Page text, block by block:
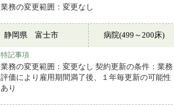
業務の変更範囲：変更なし
静岡県 富士市 病院(499～200床)
特記事項
業務の変更範囲：変更なし 契約更新の条件：業務
評価により雇用期間満了後、１年毎更新の可能性
あり